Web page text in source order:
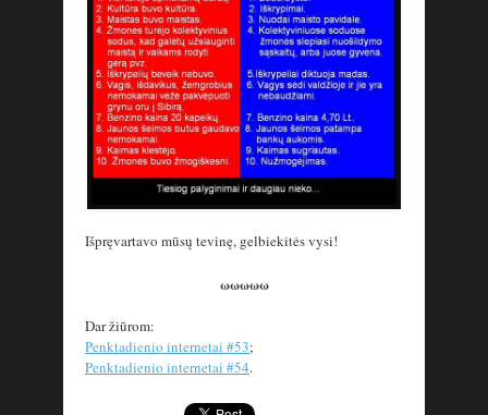
Išpręvartavo mūsų tevinę, gelbiekitės vysi!
ωωωωω
Dar žiūrom:
Penktadienio internetai #53;
Penktadienio internetai #54.